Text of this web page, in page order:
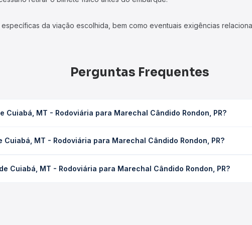
da viação escolhida, bem como eventuais exigências
Perguntas Frequentes
Cuiabá, MT - Rodoviária para Marechal Cândido Rondon, PR?
de tráfego. Na Quero Passagem você consulta os horários
MT - Rodoviária para Marechal Cândido Rondon, PR?
da compra. Na Quero Passagem você compara os preços de todas as
Cuiabá, MT - Rodoviária para Marechal Cândido Rondon, PR?